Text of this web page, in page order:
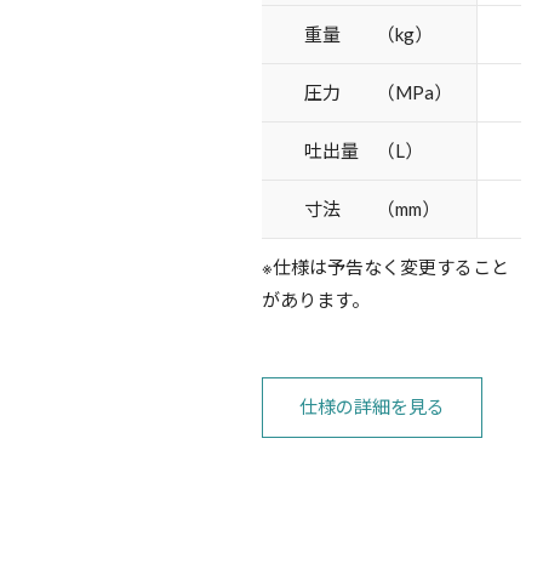
重量 （kg）
圧力 （MPa）
吐出量 （L）
寸法 （mm）
※仕様は予告なく変更すること
があります。
仕様の詳細を見る